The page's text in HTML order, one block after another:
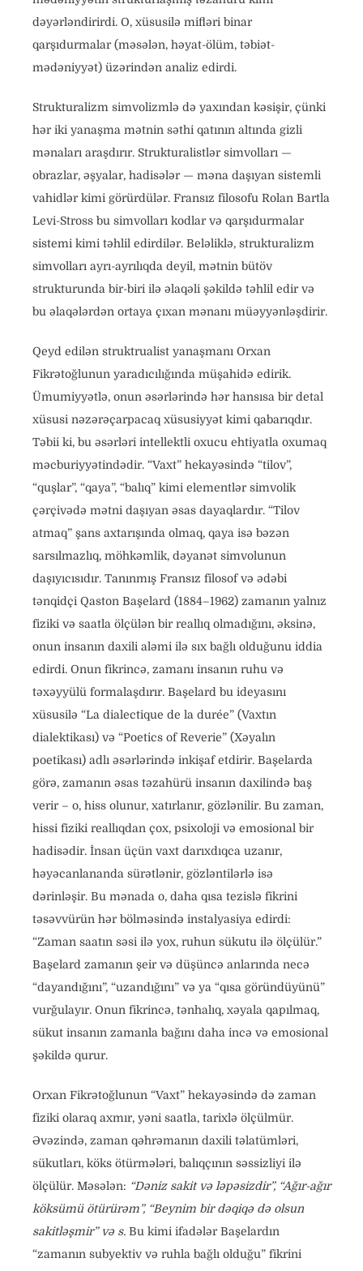
dəyərləndirirdi. O, xüsusilə mifləri binar
qarşıdurmalar (məsələn, həyat-ölüm, təbiət-
mədəniyyət) üzərindən analiz edirdi.
Strukturalizm simvolizmlə də yaxından kəsişir, çünki
hər iki yanaşma mətnin səthi qatının altında gizli
mənaları araşdırır. Strukturalistlər simvolları —
obrazlar, əşyalar, hadisələr — məna daşıyan sistemli
vahidlər kimi görürdülər. Fransız filosofu Rolan Bartla
Levi-Stross bu simvolları kodlar və qarşıdurmalar
sistemi kimi təhlil edirdilər. Beləliklə, strukturalizm
simvolları ayrı-ayrılıqda deyil, mətnin bütöv
strukturunda bir-biri ilə əlaqəli şəkildə təhlil edir və
bu əlaqələrdən ortaya çıxan mənanı müəyyənləşdirir.
Qeyd edilən struktrualist yanaşmanı Orxan
Fikrətoğlunun yaradıcılığında müşahidə edirik.
Ümumiyyətlə, onun əsərlərində hər hansısa bir detal
xüsusi nəzərəçarpacaq xüsusiyyət kimi qabarıqdır.
Təbii ki, bu əsərləri intellektli oxucu ehtiyatla oxumaq
məcburiyyətindədir. “Vaxt” hekayəsində “tilov”,
“quşlar”, “qaya”, “balıq” kimi elementlər simvolik
çərçivədə mətni daşıyan əsas dayaqlardır. “Tilov
atmaq” şans axtarışında olmaq, qaya isə bəzən
sarsılmazlıq, möhkəmlik, dəyanət simvolunun
daşıyıcısıdır. Tanınmış Fransız filosof və ədəbi
tənqidçi Qaston Başelard (1884–1962) zamanın yalnız
fiziki və saatla ölçülən bir reallıq olmadığını, əksinə,
onun insanın daxili aləmi ilə sıx bağlı olduğunu iddia
edirdi. Onun fikrincə, zamanı insanın ruhu və
təxəyyülü formalaşdırır. Başelard bu ideyasını
xüsusilə “La dialectique de la durée” (Vaxtın
dialektikası) və “Poetics of Reverie” (Xəyalın
poetikası) adlı əsərlərində inkişaf etdirir. Başelarda
görə, zamanın əsas təzahürü insanın daxilində baş
verir – o, hiss olunur, xatırlanır, gözlənilir. Bu zaman,
hissi fiziki reallıqdan çox, psixoloji və emosional bir
hadisədir. İnsan üçün vaxt darıxdıqca uzanır,
həyəcanlananda sürətlənir, gözləntilərlə isə
dərinləşir. Bu mənada o, daha qısa tezislə fikrini
təsəvvürün hər bölməsində instalyasiya edirdi:
“Zaman saatın səsi ilə yox, ruhun sükutu ilə ölçülür.”
Başelard zamanın şeir və düşüncə anlarında necə
“dayandığını”, “uzandığını” və ya “qısa göründüyünü”
vurğulayır. Onun fikrincə, tənhalıq, xəyala qapılmaq,
sükut insanın zamanla bağını daha incə və emosional
şəkildə qurur.
Orxan Fikrətoğlunun “Vaxt” hekayəsində də zaman
fiziki olaraq axmır, yəni saatla, tarixlə ölçülmür.
Əvəzində, zaman qəhrəmanın daxili təlatümləri,
sükutları, köks ötürmələri, balıqçının səssizliyi ilə
ölçülür. Məsələn: “Dəniz sakit və ləpəsizdir”, “Ağır-ağır
köksümü ötürürəm”, “Beynim bir dəqiqə də olsun
sakitləşmir”və s. Bu kimi ifadələr Başelardın
“zamanın subyektiv və ruhla bağlı olduğu” fikrini